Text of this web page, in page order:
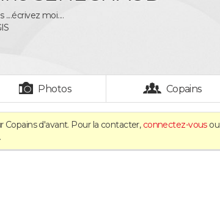
....écrivez moi....
Photos Copains
Copains d'avant. Pour la contacter, connectez-vousou